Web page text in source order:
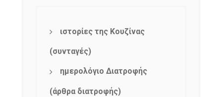
ιστορίες της Κουζίνας
(συνταγές)
ημερολόγιο Διατροφής
(άρθρα διατροφής)